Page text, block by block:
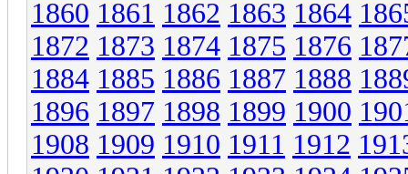
1860 1861 1862 1863 1864
1872 1873 1874 1875 1876
1884 1885 1886 1887 1888
1896 1897 1898 1899 1900
1908 1909 1910 1911 1912